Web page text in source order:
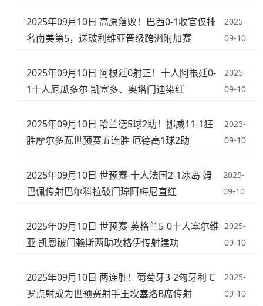
2025年09月10日 高原落败！巴西0-1收官仅排
名南美第5，送玻利维亚晋级跨洲附加赛
2025-
09-10
2025年09月10日 阿根廷0射正！十人阿根廷0-
1十人厄瓜多尔 凯塞多、奥塔门迪染红
2025-
09-10
2025年09月10日 哈兰德5球2助！挪威11-1狂
胜摩尔多瓦世预赛五连胜 厄德高1球2助
2025-
09-10
2025年09月10日 世预赛-十人法国2-1冰岛 姆
巴佩传射巴尔科拉破门琼阿梅尼直红
2025-
09-10
2025年09月10日 世预赛-英格兰5-0十人塞尔维
亚 凯恩破门赖斯两助攻格伊传射建功
2025-
09-10
2025年09月10日 两连胜！葡萄牙3-2匈牙利 C
罗点射成为世预赛射手王坎塞洛B席传射
2025-
09-10